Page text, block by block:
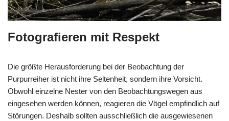
Fotografieren mit Respekt
Die größte Herausforderung bei der Beobachtung der
Purpurreiher ist nicht ihre Seltenheit, sondern ihre Vorsicht.
Obwohl einzelne Nester von den Beobachtungswegen aus
eingesehen werden können, reagieren die Vögel empfindlich auf
Störungen. Deshalb sollten ausschließlich die ausgewiesenen